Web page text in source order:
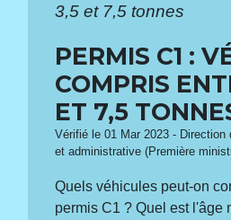
3,5 et 7,5 tonnes
PERMIS C1 :
COMPRIS
ET 7,5
Vérifié le 01 Mar 2023 - Direction
et administrative (Première
Quels véhicules peut-on
permis C1 ? Quel est l'âge